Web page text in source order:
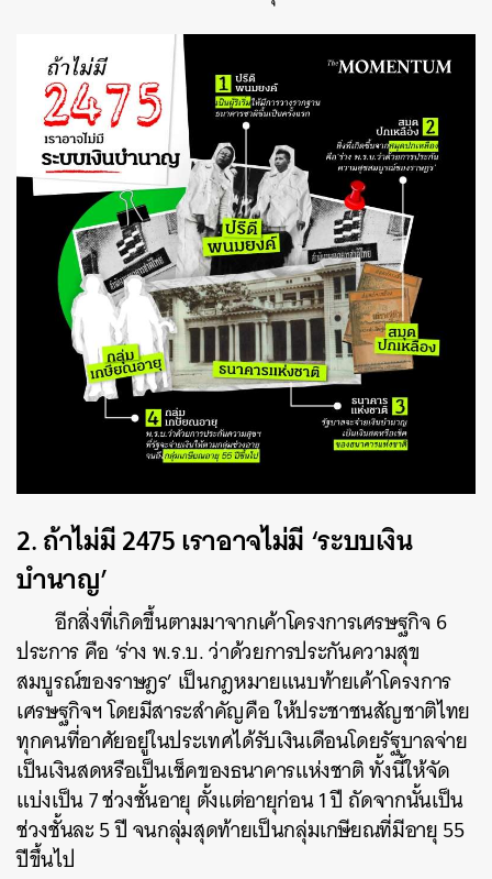
2. ถ้าไม่มี 2475 เราอาจไม่มี ‘ระบบเงิน
บำนาญ’
อีกสิ่งที่เกิดขึ้นตามมาจากเค้าโครงการเศรษฐกิจ 6
ประการ คือ ‘ร่าง พ.ร.บ. ว่าด้วยการประกันความสุข
สมบูรณ์ของราษฎร’ เป็นกฎหมายแนบท้ายเค้าโครงการ
เศรษฐกิจฯโดยมีสาระสำคัญคือ ให้ประชาชนสัญชาติไทย
ทุกคนที่อาศัยอยู่ในประเทศได้รับเงินเดือนโดยรัฐบาลจ่าย
เป็นเงินสดหรือเป็นเช็คของธนาคารแห่งชาติ ทั้งนี้ให้จัด
แบ่งเป็น 7 ช่วงชั้นอายุ ตั้งแต่อายุก่อน 1 ปี ถัดจากนั้นเป็น
ช่วงชั้นละ 5 ปี จนกลุ่มสุดท้ายเป็นกลุ่มเกษียณที่มีอายุ 55
ปีขึ้นไป